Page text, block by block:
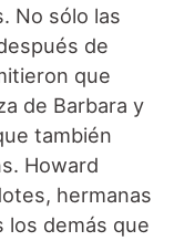
No sólo las
de
que
de Barbara y
también
Howard
hermanas
los demás que